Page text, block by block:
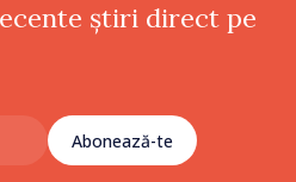
știri direct pe
Abonează-te